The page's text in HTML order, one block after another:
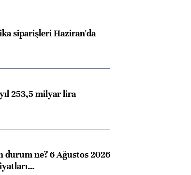
siparişleri Haziran'da
253,5 milyar lira
durum ne? 6 Ağustos 2026